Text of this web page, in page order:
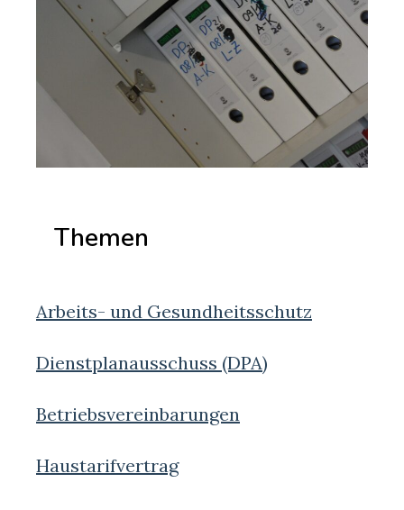
Themen
Arbeits- und Gesundheitsschutz
Dienstplanausschuss (DPA)
Betriebsvereinbarungen
Haustarifvertrag